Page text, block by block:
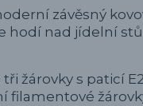
závěsný
hodí nad jídelní
žárovky s paticí